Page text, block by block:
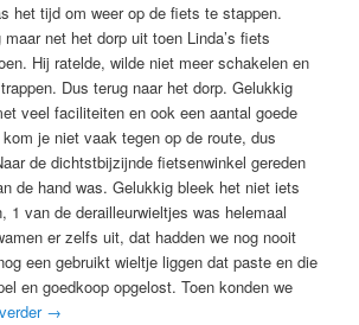
het tijd om weer op de fiets te stappen.
net het dorp uit toen Linda’s fiets
Hij ratelde, wilde niet meer schakelen en
Dus terug naar het dorp. Gelukkig
veel faciliteiten en ook een aantal goede
je niet vaak tegen op de route, dus
de dichtstbijzijnde fietsenwinkel gereden
de hand was. Gelukkig bleek het niet iets
1 van de derailleurwieltjes was helemaal
er zelfs uit, dat hadden we nog nooit
een gebruikt wieltje liggen dat paste en die
en goedkoop opgelost. Toen konden we
→